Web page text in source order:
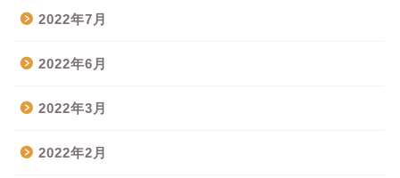
2022年7月
2022年6月
2022年3月
2022年2月